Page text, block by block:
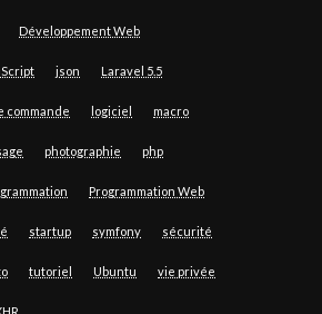
Développement Web
json Laravel 5.5
commande logiciel macro
photographie php
Programmation Web
startup symfony sécurité
tutoriel Ubuntu vie privée